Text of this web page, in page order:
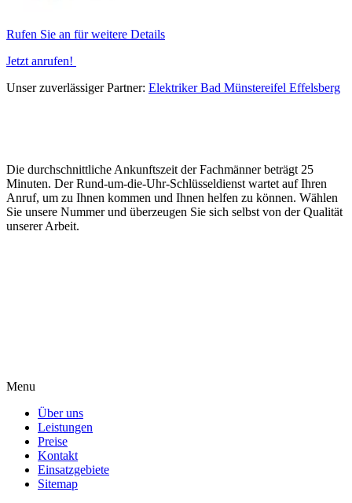
Rufen Sie an für weitere Details
Jetzt anrufen!
Unser zuverlässiger Partner: Elektriker Bad Münstereifel Effelsberg
Die durchschnittliche Ankunftszeit der Fachmänner beträgt 25
Minuten. Der Rund-um-die-Uhr-Schlüsseldienst wartet auf Ihren
Anruf, um zu Ihnen kommen und Ihnen helfen zu können. Wählen
Sie unsere Nummer und überzeugen Sie sich selbst von der Qualität
unserer Arbeit.
Menu
Über uns
Leistungen
Preise
Kontakt
Einsatzgebiete
Sitemap